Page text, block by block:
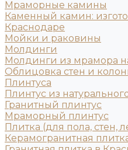
Мраморные камины
Каменный камин:
Краснодаре
Мойки и раковины
Молдинги
Молдинги из мрамора
Облицовка стен и
Плинтуса
Плинтус из
Гранитный плинтус
Мраморный плинтус
Плитка (для пола, стен,
Керамогранитная